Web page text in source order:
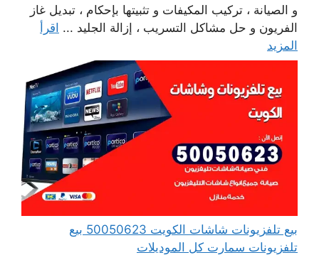
و الصيانة ، تركيب المكيفات و تثبيتها بإحكام ، تبديل غاز
الفريون و حل مشاكل التسريب ، إزالة الجليد ... اقرأ
المزيد
بيع تلفزيونات شاشات الكويت 50050623 بيع
تلفزيونات سمارت كل الموديلات